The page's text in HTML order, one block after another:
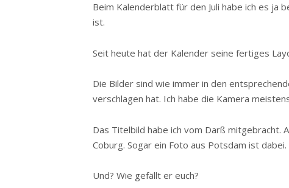
Beim Kalenderblatt für den Juli habe ich es
ist.
Seit heute hat der Kalender seine fertiges
Die Bilder sind wie immer in den
verschlagen hat. Ich habe die Kamera
Das Titelbild habe ich vom Darß mitgebracht.
Coburg. Sogar ein Foto aus Potsdam ist
Und? Wie gefällt er euch?